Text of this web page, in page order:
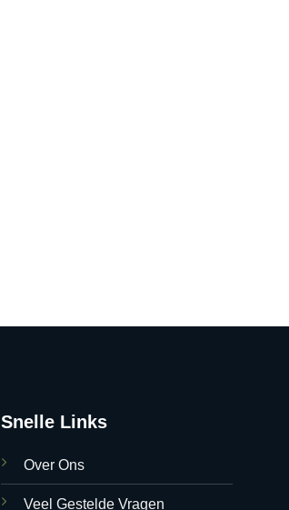
Snelle Links
Over Ons
Veel Gestelde Vragen